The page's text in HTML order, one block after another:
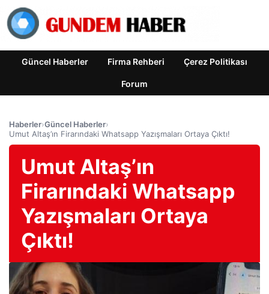
Güncel Haberler Firma Rehberi Çerez Politikası
Forum
Haberler›Güncel Haberler›
Umut Altaş’ın Firarındaki Whatsapp Yazışmaları Ortaya Çıktı!
Umut Altaş’ın
Firarındaki Whatsapp
Yazışmaları Ortaya
Çıktı!